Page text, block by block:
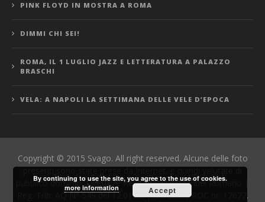
PINK FLOYD IN MOSTRA A ROMA
DIMMI CHI SEI!
ROMA, IL 1 LUGLIO JAZZ E LETTERATURA A PALAZZO
BRASCHI
VELA: A NAPOLI LA SETTIMANA DELLE VELE D’EPOCA
Copyright © 2015 Svago. All right reserved. Alcune delle foto
presenti sono state prese da Internet, e quindi valutate di
pubblico dominio. Direttore Responsabile: Manuel Romano |
Reg. Trib. AQ N° 549 del 12.01.06 | Iscrizione ROC nr. 17677.
By continuing to use the site, you agree to the use of cookies.
more information
Accept